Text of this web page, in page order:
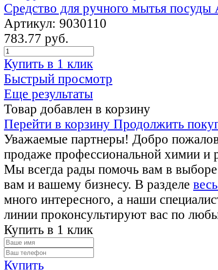
Средство для ручного мытья
Артикул: 9030110
783.77 руб.
Купить в 1 клик
Быстрый просмотр
Еще результаты
Товар добавлен в корзину
Перейти в корзину Продолжить
Уважаемые партнеры! Добро
продаже профессиональной химии и
Мы всегда рады помочь вам в
вам и вашему бизнесу. В разделе
много интересного, а наши
линии проконсультируют вас по
Купить в 1 клик
Купить